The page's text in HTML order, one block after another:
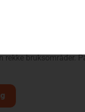
med en rund
rekke bruksområder.